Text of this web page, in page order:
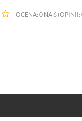
OCENA: 0 NA 6 (OPINII: